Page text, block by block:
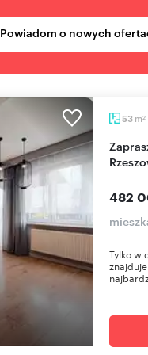
Powiadom o nowych
53 m2
Zapraszam do 53 m² mieszkania 3 pokoje w
482
Tylko w